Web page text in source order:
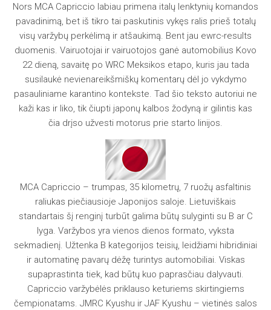
Nors MCA Capriccio labiau primena italų lenktynių komandos
pavadinimą, bet iš tikro tai paskutinis vykęs ralis prieš totalų
visų varžybų perkėlimą ir atšaukimą. Bent jau ewrc-results
duomenis. Vairuotojai ir vairuotojos ganė automobilius Kovo
22 dieną, savaitę po WRC Meksikos etapo, kuris jau tada
susilaukė nevienareikšmiškų komentarų dėl jo vykdymo
pasauliniame karantino kontekste. Tad šio teksto autoriui ne
kaži kas ir liko, tik čiupti japonų kalbos žodyną ir gilintis kas
čia drįso užvesti motorus prie starto linijos.
MCA Capriccio – trumpas, 35 kilometrų, 7 ruožų asfaltinis
raliukas piečiausioje Japonijos saloje. Lietuviškais
standartais šį renginį turbūt galima būtų sulyginti su B ar C
lyga. Varžybos yra vienos dienos formato, vyksta
sekmadienį. Užtenka B kategorijos teisių, leidžiami hibridiniai
ir automatinę pavarų dėžę turintys automobiliai. Viskas
supaprastinta tiek, kad būtų kuo paprasčiau dalyvauti.
Capriccio varžybėlės priklauso keturiems skirtingiems
čempionatams. JMRC Kyushu ir JAF Kyushu – vietinės salos